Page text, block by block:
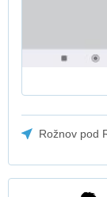
Rožnov pod